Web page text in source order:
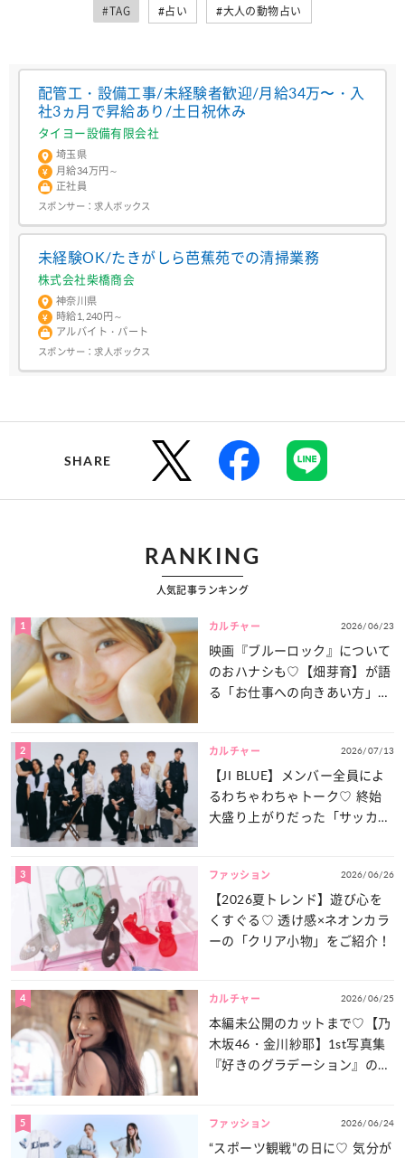
#TAG #占い #大人の動物占い
配管工・設備工事/未経験者歓迎/月給34万〜・入
社3ヵ月で昇給あり/土日祝休み
タイヨー設備有限会社
埼玉県
月給34万円～
正社員
スポンサー：求人ボックス
未経験OK/たきがしら芭蕉苑での清掃業務
株式会社柴橋商会
神奈川県
時給1,240円～
アルバイト・パート
スポンサー：求人ボックス
SHARE
RANKING
人気記事ランキング
1 カルチャー 2026/06/23
映画『ブルーロック』について
のおハナシも♡【畑芽育】が語
る「お仕事への向きあい方」と
2 カルチャー 2026/07/13
【JI BLUE】メンバー全員によ
るわちゃわちゃトーク♡ 終始
大盛り上がりだった「サッカー
3 ファッション 2026/06/26
【2026夏トレンド】遊び心を
くすぐる♡ 透け感×ネオンカラ
ーの「クリア小物」をご紹介！
4 カルチャー 2026/06/25
本編未公開のカットまで♡【乃
木坂46・金川紗耶】1st写真集
『好きのグラデーション』の魅
5 ファッション 2026/06/24
“スポーツ観戦”の日に♡ 気分が